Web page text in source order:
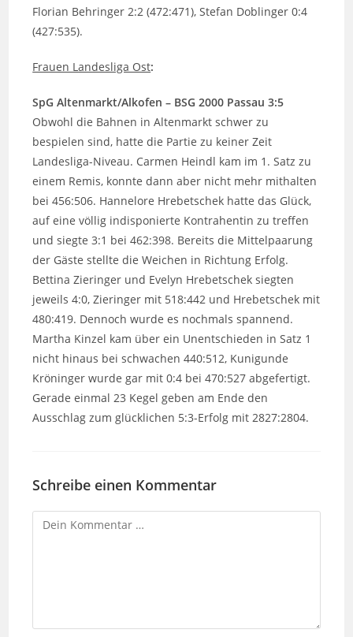
Florian Behringer 2:2 (472:471), Stefan Doblinger 0:4
(427:535).
Frauen Landesliga Ost:
SpG Altenmarkt/Alkofen – BSG 2000 Passau 3:5
Obwohl die Bahnen in Altenmarkt schwer zu
bespielen sind, hatte die Partie zu keiner Zeit
Landesliga-Niveau. Carmen Heindl kam im 1. Satz zu
einem Remis, konnte dann aber nicht mehr mithalten
bei 456:506. Hannelore Hrebetschek hatte das Glück,
auf eine völlig indisponierte Kontrahentin zu treffen
und siegte 3:1 bei 462:398. Bereits die Mittelpaarung
der Gäste stellte die Weichen in Richtung Erfolg.
Bettina Zieringer und Evelyn Hrebetschek siegten
jeweils 4:0, Zieringer mit 518:442 und Hrebetschek mit
480:419. Dennoch wurde es nochmals spannend.
Martha Kinzel kam über ein Unentschieden in Satz 1
nicht hinaus bei schwachen 440:512, Kunigunde
Kröninger wurde gar mit 0:4 bei 470:527 abgefertigt.
Gerade einmal 23 Kegel geben am Ende den
Ausschlag zum glücklichen 5:3-Erfolg mit 2827:2804.
Schreibe einen Kommentar
Kommentar